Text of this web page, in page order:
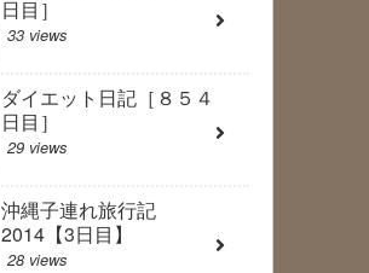
日目］
33 views
ダイエット日記［８５４
日目］
29 views
沖縄子連れ旅行記
2014【3日目】
28 views